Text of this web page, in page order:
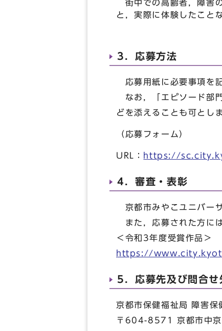
街中での高齢者，障害
と，実際に体験したこと
3．応募方法
応募用紙に必要事項を
なお，「エピソード部
どを添えることも可とし
（応募フォーム）
URL： https://
4．審査・表彰
京都市みやこユニバー
また，応募された方に
＜令和3年度受賞作品＞
https://
5．応募先及び問合せ
京都市保健福祉局 障害保
〒604-8571 京都市中京